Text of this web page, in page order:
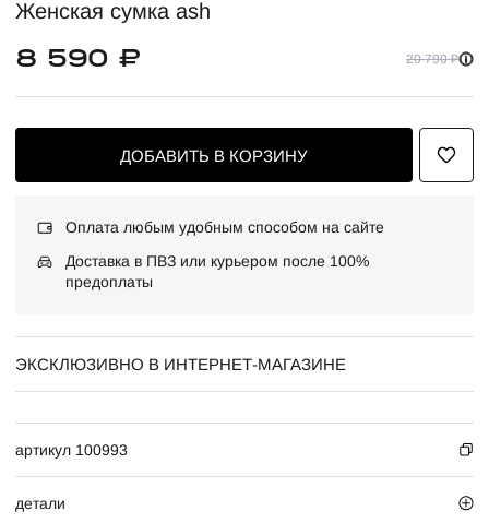
Женская сумка ash
8 590 ₽ 20 790 ₽
ДОБАВИТЬ В КОРЗИНУ
Оплата любым удобным способом на сайте
Доставка в ПВЗ или курьером после 100%
предоплаты
ЭКСКЛЮЗИВНО В ИНТЕРНЕТ-МАГАЗИНЕ
артикул 100993
детали